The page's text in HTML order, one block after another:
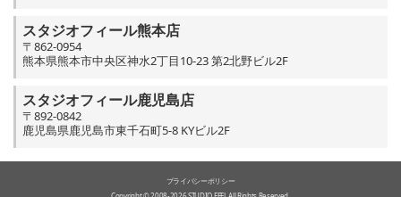
スタジオフィール熊本店
〒862-0954
熊本県熊本市中央区神水2丁目10-23 第2北野ビル2F
スタジオフィール鹿児島店
〒892-0842
鹿児島県鹿児島市東千石町5-8 KYビル2F
プライバシーポリシー